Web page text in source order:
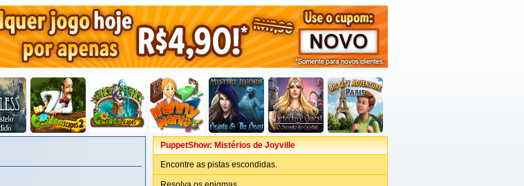
PuppetShow: Mistérios de Joyville
Encontre as pistas escondidas.